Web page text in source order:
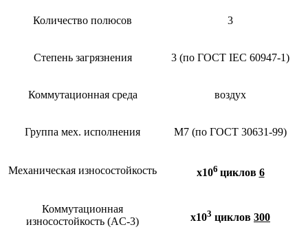
Количество полюсов 3
Степень загрязнения 3 (по ГОСТ IEC 60947-1)
Коммутационная среда воздух
Группа мех. исполнения М7 (по ГОСТ 30631-99)
Механическая износостойкость х106 циклов 6
Коммутационная
износостойкость (AC-3)
х103 циклов 300